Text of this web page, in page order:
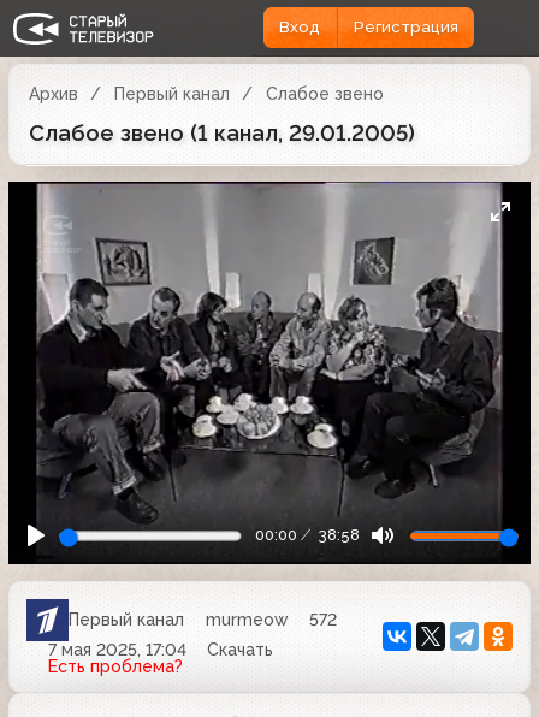
Вход Регистрация
Архив Первый канал Слабое звено
Слабое звено (1 канал, 29.01.2005)
00:00 38:58
Первый канал murmeow
572
7 мая 2025, 17:04
Скачать
Есть проблема?